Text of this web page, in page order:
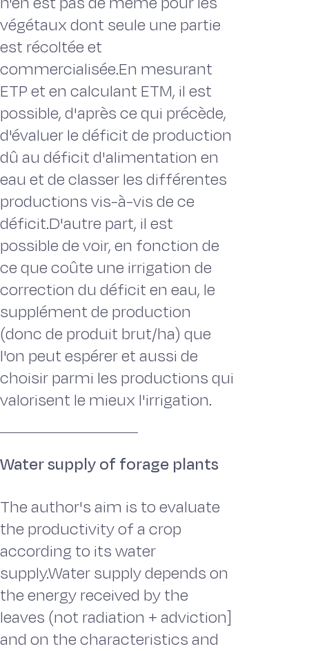
végétaux dont seule une partie
est récoltée et
commercialisée.En mesurant
ETP et en calculant ETM, il est
possible, d'après ce qui précède,
d'évaluer le déficit de production
dû au déficit d'alimentation en
eau et de classer les différentes
productions vis-à-vis de ce
déficit.D'autre part, il est
possible de voir, en fonction de
ce que coûte une irrigation de
correction du déficit en eau, le
supplément de production
(donc de produit brut/ha) que
l'on peut espérer et aussi de
choisir parmi les productions qui
valorisent le mieux l'irrigation.
Water supply of forage plants
The author's aim is to evaluate
the productivity of a crop
according to its water
supply.Water supply depends on
the energy received by the
leaves (not radiation + adviction]
and on the characteristics and